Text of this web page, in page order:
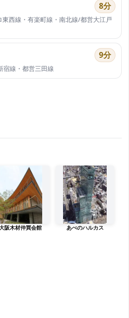
8分
東西線・有楽町線・南北線/都営大江戸
9分
宿線・都営三田線
阪木材仲買会館 あべのハルカス